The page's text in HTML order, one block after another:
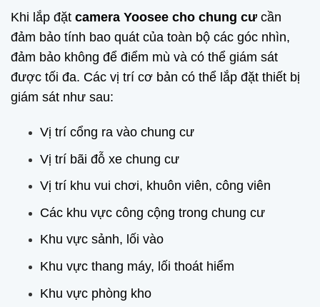
Khi lắp đặt camera Yoosee cho chung cư cần
đảm bảo tính bao quát của toàn bộ các góc nhìn,
đảm bảo không để điểm mù và có thể giám sát
được tối đa. Các vị trí cơ bản có thể lắp đặt thiết bị
giám sát như sau:
Vị trí cổng ra vào chung cư
Vị trí bãi đỗ xe chung cư
Vị trí khu vui chơi, khuôn viên, công viên
Các khu vực công cộng trong chung cư
Khu vực sảnh, lối vào
Khu vực thang máy, lối thoát hiểm
Khu vực phòng kho